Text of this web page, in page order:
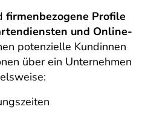
firmenbezogene Profile
und Online-
potenzielle Kundinnen
über ein Unternehmen